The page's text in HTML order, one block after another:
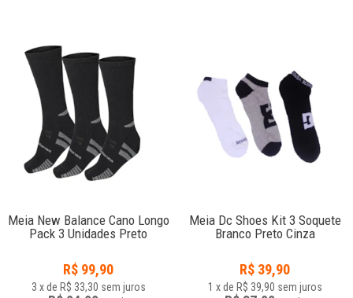
Meia New Balance Cano Longo
Pack 3 Unidades Preto
R$ 99,90
3 x de R$ 33,30 sem juros
Meia Dc Shoes Kit 3 Soquete
Branco Preto Cinza
R$ 39,90
1 x de R$ 39,90 sem juros